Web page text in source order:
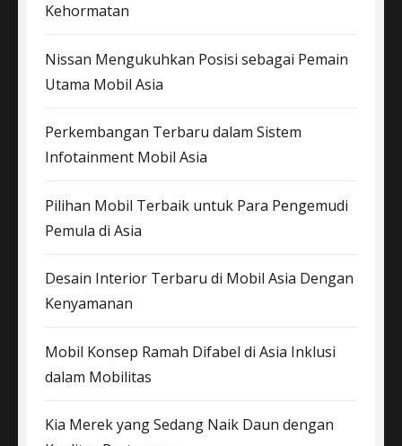
Kehormatan
Nissan Mengukuhkan Posisi sebagai Pemain
Utama Mobil Asia
Perkembangan Terbaru dalam Sistem
Infotainment Mobil Asia
Pilihan Mobil Terbaik untuk Para Pengemudi
Pemula di Asia
Desain Interior Terbaru di Mobil Asia Dengan
Kenyamanan
Mobil Konsep Ramah Difabel di Asia Inklusi
dalam Mobilitas
Kia Merek yang Sedang Naik Daun dengan